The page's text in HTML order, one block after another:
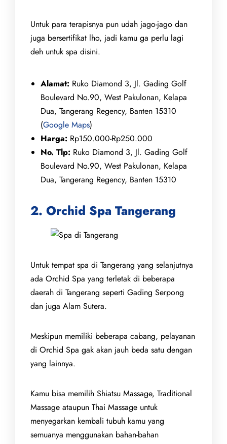
Untuk para terapisnya pun udah jago-jago dan
juga bersertifikat lho, jadi kamu ga perlu lagi
deh untuk spa disini.
Alamat: Ruko Diamond 3, Jl. Gading Golf
Boulevard No.90, West Pakulonan, Kelapa
Dua, Tangerang Regency, Banten 15310
(Google Maps)
Harga: Rp150.000-Rp250.000
No. Tlp: Ruko Diamond 3, Jl. Gading Golf
Boulevard No.90, West Pakulonan, Kelapa
Dua, Tangerang Regency, Banten 15310
2. Orchid Spa Tangerang
Untuk tempat spa di Tangerang yang selanjutnya
ada Orchid Spa yang terletak di beberapa
daerah di Tangerang seperti Gading Serpong
dan juga Alam Sutera.
Meskipun memiliki beberapa cabang, pelayanan
di Orchid Spa gak akan jauh beda satu dengan
yang lainnya.
Kamu bisa memilih Shiatsu Massage, Traditional
Massage ataupun Thai Massage untuk
menyegarkan kembali tubuh kamu yang
semuanya menggunakan bahan-bahan